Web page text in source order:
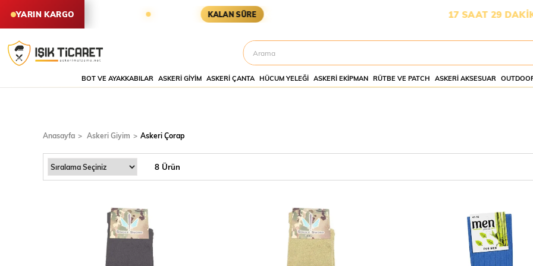
YARIN KARGO
KARGODA KALAN SÜRE KARGOYA YETİŞMESİ İÇİN KALAN SÜRE: 17 SAAT 28 DAKİKA 59 SANİYE
BOT VE AYAKKABILAR ASKERI GIYIM ASKERI ÇANTA HÜCUM YELEĞI ASKERI EKIPMAN RÜTBE VE PATCH ASKERI AKSESUAR
Anasayfa Askeri Giyim Askeri Çorap
8 Ürün